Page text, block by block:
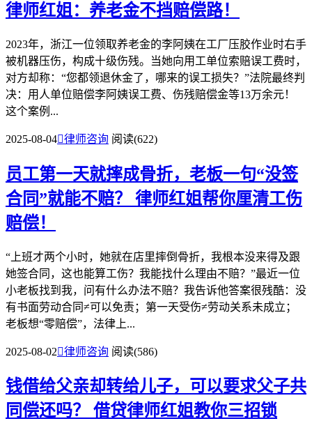
律师红姐：养老金不挡赔偿路！
2023年，浙江一位领取养老金的李阿姨在工厂压胶作业时右手
被机器压伤，构成十级伤残。当她向用工单位索赔误工费时，
对方却称：“您都领退休金了，哪来的误工损失？”法院最终判
决：​​用人单位赔偿李阿姨误工费、伤残赔偿金等13万余元​​！
这个案例...
2025-08-04律师咨询 阅读(622)
员工第一天就摔成骨折，老板一句“没签
合同”就能不赔？ 律师红姐帮你厘清工伤
赔偿！
“上班才两个小时，她就在店里摔倒骨折，我根本没来得及跟
她签合同，这也能算工伤？我能找什么理由不赔？”最近一位
小老板找到我，问有什么办法不赔？我告诉他答案很残酷：没
有书面劳动合同≠可以免责；第一天受伤≠劳动关系未成立；
老板想“零赔偿”，法律上...
2025-08-02律师咨询 阅读(586)
钱借给父亲却转给儿子，可以要求父子共
同偿还吗？ 借贷律师红姐教你三招锁